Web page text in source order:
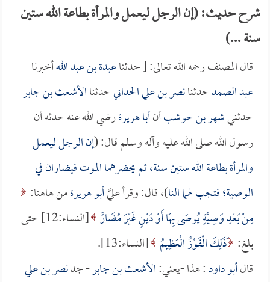
شرح حديث: (إن الرجل ليعمل والمرأة بطاعة الله ستين
سنة ...)
قال المصنف رحمه الله تعالى: [ حدثناعبدة بن عبد اللهأخبرنا
عبد الصمدحدثنانصر بن علي الحدانيحدثناالأشعث بن جابر
حدثنيشهر بن حوشبأنأبا هريرةرضي الله عنه حدثه أن
رسول الله صلى الله عليه وآله وسلم قال: (إن الرجل ليعمل
والمرأة بطاعة الله ستين سنة، ثم يحضرهما الموت فيضاران في
الوصية؛ فتجب لهما النا)، قال: وقرأ عليَّأبو هريرةمن هاهنا:
مِنْ بَعْدِ وَصِيَّةٍ يُوصَى بِهَا أَوْ دَيْنٍ غَيْرَ مُضَارٍّ
[النساء:12] حتى
بلغ: َذَلِكَ الْفَوْزُ الْعَظِيمُ [النساء:13].
قالأبو داود: هذا -يعني:الأشعث بن جابر- جدنصر بن علي